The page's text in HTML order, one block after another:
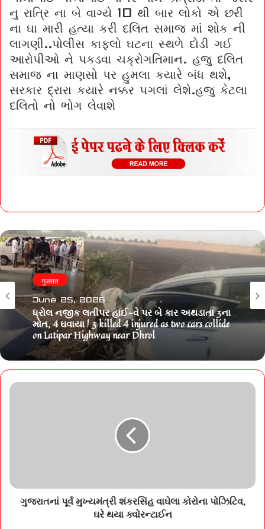
નુ રાત્રિ ના બે વાગ્યે 10 થી બાર લોકો એ છરી
ના ઘા મારી હત્યા કરી દલિત સમાજ માં શોક ની
લાગણી..પોલીસ કાફલો ઘટના સ્થળે દોડી ગઈ
આરોપીઓ ને પકડવા ચક્રોગતિમાન. હજુ દલિત
સમાજ ના માણસો પર હુમલા કયારે બંધ થશે,
સરકાર દ્રારા કયારે નક્કર પગલાં લેશે.હજુ કેટલા
દલિતો નો ભોગ લેવાશે
गुजरात
June 25, 2026
ધ્રોલ નજીક લતીપર હાઈ-વે પર બે કાર અથડાતા 3ના
મોત, 4 ઘવાયા | 3 killed 4 injured as two cars collide
on Latipar Highway near Dhrol
ગુજરાતનાં પૂર્વ મુખ્યમંત્રી શંકરસિંહ વાઘેલા કોરોના પોઝિટિવ,
ઘરે થયા ક્વોરન્ટાઈન